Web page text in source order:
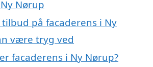
Nørup
tilbud på facaderens i Ny
være tryg ved
facaderens i Ny Nørup?